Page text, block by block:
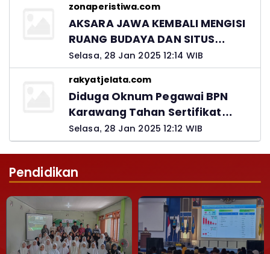
Jawab
zonaperistiwa.com
AKSARA JAWA KEMBALI MENGISI
RUANG BUDAYA DAN SITUS
LELUHUR NUSANTARA
Selasa, 28 Jan 2025 12:14 WIB
rakyatjelata.com
Diduga Oknum Pegawai BPN
Karawang Tahan Sertifikat
Pemohon PTSL
Selasa, 28 Jan 2025 12:12 WIB
Pendidikan